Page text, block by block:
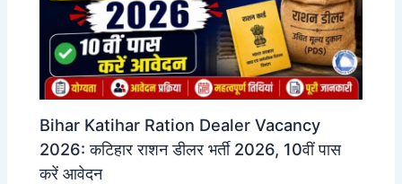
Bihar Katihar Ration Dealer Vacancy
2026: कटिहार राशन डीलर भर्ती 2026, 10वीं पास
करें आवेदन